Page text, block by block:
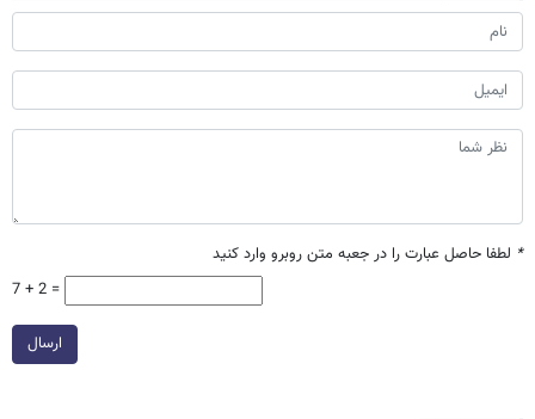
* لطفا حاصل عبارت را در جعبه متن روبرو وارد کنید
7 + 2 =
ارسال